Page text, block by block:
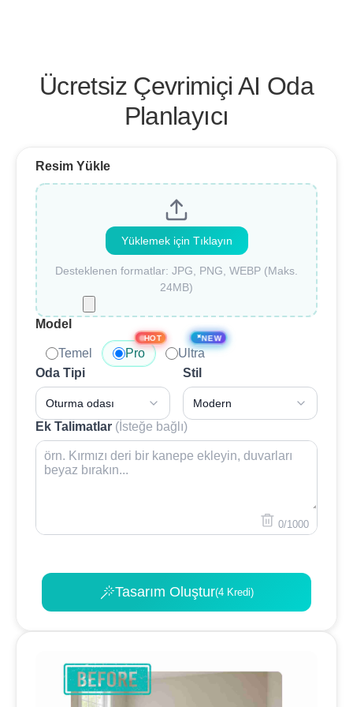
Ücretsiz Çevrimiçi AI Oda
Planlayıcı
Resim Yükle
Yüklemek için Tıklayın
Desteklenen formatlar: JPG, PNG, WEBP (Maks.
24MB)
Model
Temel Pro
HOT
Ultra
✦NEW
Oda Tipi
Oturma odası
Stil
Modern
Ek Talimatlar (İsteğe bağlı)
0/1000
Tasarım Oluştur(4 Kredi)